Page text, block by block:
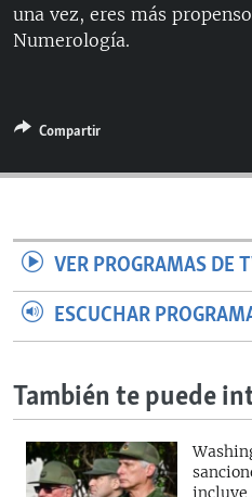
una vez, eres más
Numerología.
Compartir
VER PROGRAMAS DE
ESCUCHAR
También te puede
incluye